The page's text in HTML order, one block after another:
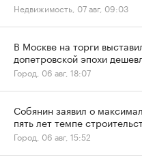
Недвижимость, 07 авг, 09:03
В Москве на торги
допетровской эпохи
Город, 06 авг, 18:07
Собянин заявил о
пять лет темпе
Город, 06 авг, 15:52